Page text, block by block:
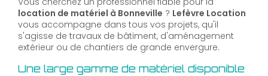
location de matériel à Bonneville ? Lefèvre Location
vous accompagne dans tous vos projets, qu'il
s'agisse de travaux de bâtiment, d'aménagement
extérieur ou de chantiers de grande envergure.
Une large gamme de matériel disponible